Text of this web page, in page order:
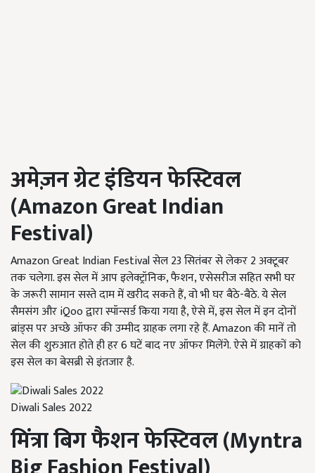
अमेज़न ग्रेट इंडियन फेस्टिवल
(Amazon Great Indian
Festival)
Amazon Great Indian Festival सेल 23 सितंबर से लेकर 2 अक्टूबर
तक चलेगा. इस सेल में आप इलेक्ट्रॉनिक, फैशन, एसेसरीज सहित सभी घर
के जरूरी सामान सस्ते दाम में खरीद सकते हैं, वो भी घर बैठे-बैठे. ये सेल
सैमसंग और iQoo द्वारा स्पॉन्सर्ड किया गया है, ऐसे में, इस सेल में इन दोनों
ब्रांड्स पर अच्छे ऑफर की उम्मीद ग्राहक लगा रहे हैं. Amazon की मानें तो
सेल की शुरुआत होते ही हर 6 घटें बाद नए ऑफर मिलेंगे. ऐसे में ग्राहकों को
इस सेल का बेसब्री से इंतजार है.
Diwali Sales 2022
मिंत्राबिग फैशन फेस्टिवल(Myntra